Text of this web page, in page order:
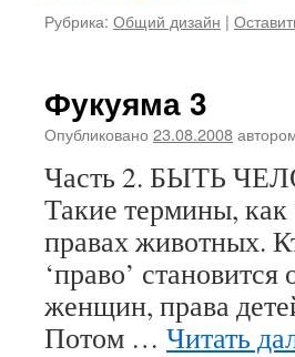
Рубрика: Общий дизайн |
Фукуяма 3
Опубликовано 23.08.2008
Часть 2. БЫТЬ
Такие термины, как
правах животных.
‘право’
женщин, права
Потом … Читать